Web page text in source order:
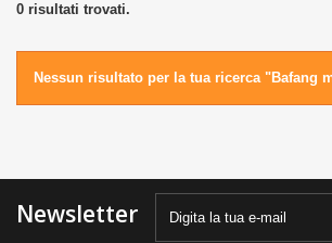
0 risultati trovati.
Nessun risultato per la tua ricerca "Bafang
Newsletter